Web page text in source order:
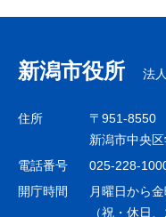
ナ
ビ
ゲ
シ
ョ
新潟市役所 法
住所
〒951-8550
新潟市中央
電話番号
025-228-
開庁時間
月曜日から
（祝・休日